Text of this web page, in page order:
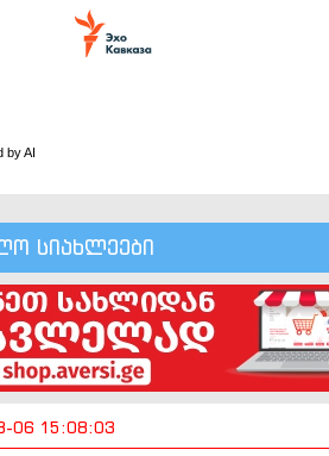
by AI
სიახლეები
06 15:08:03